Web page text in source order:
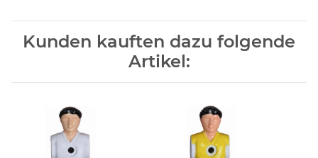
Kunden kauften dazu folgende
Artikel: